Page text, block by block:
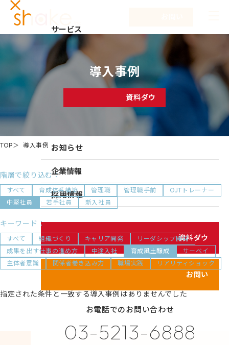
サービス
サービスTOP
リーダーシップ開発
キャリア自律
研修
新入社員研修
組織づくり
成果を出す仕事の進め方
育成体系構築
カスタマイズ研修
サービス紹介動画
解決する課題
事例紹介
お知らせ
企業情報
企業情報TOP
シェイクの価値観
代表メッセージ
メンバーのご紹介
健康経営の取り組み
プライバシーポリシー
情報セキュリティポリシー
採用情報
資料ダウンロード
お電話でのお問い合わせ
03-5213-6888
導入事例
資料ダウンロード
TOP 導入事例
階層で絞り込む：
すべて 育成体系構築 管理職 管理職手前
OJTトレーナー
中堅社員
若手社員 新入社員
キーワード：
すべて 組織づくり キャリア開発
リーダシップ開発
成果を出す仕事の進め方
中途入社 育成風土醸成
サーベイ
主体者意識
関係者巻き込み力 職場実践 リアリティショック
指定された条件と一致する導入事例はありませんでした